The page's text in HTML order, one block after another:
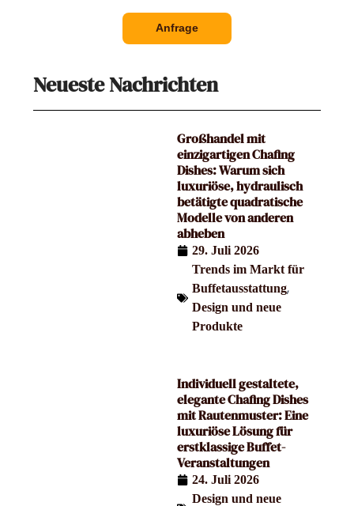
Anfrage
Neueste Nachrichten
Großhandel mit
einzigartigen Chafing
Dishes: Warum sich
luxuriöse, hydraulisch
betätigte quadratische
Modelle von anderen
abheben
29. Juli 2026
Trends im Markt für
Buffetausstattung,
Design und neue
Produkte
Individuell gestaltete,
elegante Chafing Dishes
mit Rautenmuster: Eine
luxuriöse Lösung für
erstklassige Buffet-
Veranstaltungen
24. Juli 2026
Design und neue